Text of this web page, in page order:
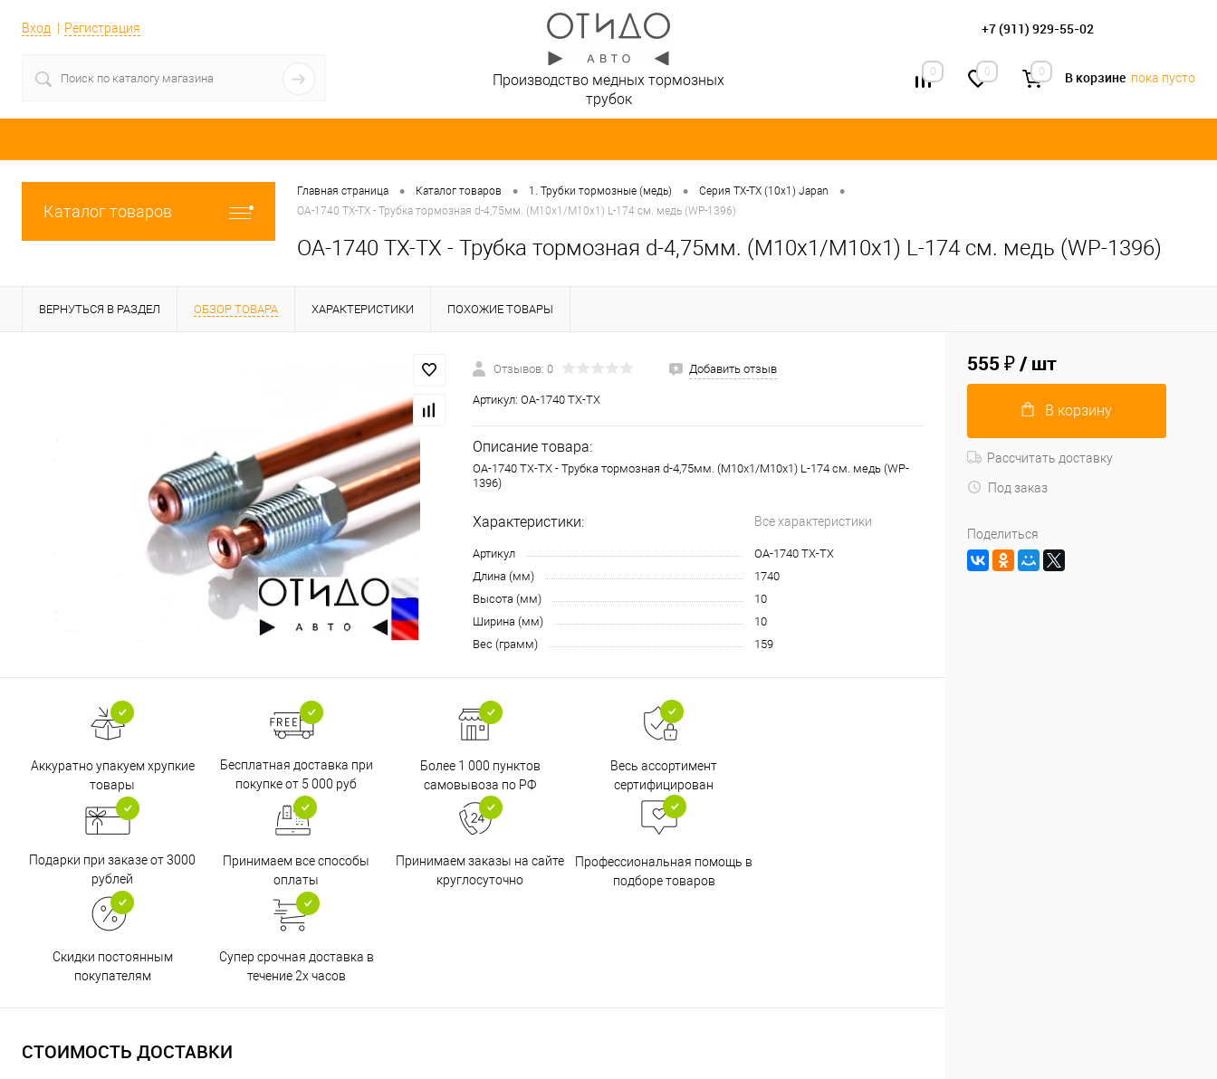
Вход Регистрация +7 (911) 929-55-02
0 0 0 В корзине пока пусто
Производство медных тормозных
трубок
Каталог товаров
Главная страница • Каталог товаров • 1. Трубки тормозные (медь) • Серия TX-TX (10х1) Japan •
OA-1740 TX-TX - Трубка тормозная d-4,75мм. (М10х1/М10х1) L-174 см. медь (WP-1396)
OA-1740 TX-TX - Трубка тормозная d-4,75мм. (М10х1/М10х1) L-174 см. медь (WP-1396)
ВЕРНУТЬСЯ В РАЗДЕЛ ОБЗОР ТОВАРА ХАРАКТЕРИСТИКИ ПОХОЖИЕ ТОВАРЫ
Отзывов: 0 Добавить отзыв
Артикул: OA-1740 TX-TX
Описание товара:
OA-1740 TX-TX - Трубка тормозная d-4,75мм. (М10х1/М10х1) L-174 см. медь (WP-
1396)
Характеристики: Все характеристики
Артикул
OA-1740 TX-TX
Длина (мм)
1740
Высота (мм)
10
Ширина (мм)
10
Вес (грамм)
159
Аккуратно упакуем хрупкие
товары
Бесплатная доставка при
покупке от 5 000 руб
Более 1 000 пунктов
самовывоза по РФ
Весь ассортимент
сертифицирован
Подарки при заказе от 3000
рублей
Принимаем все способы
оплаты
Принимаем заказы на сайте
круглосуточно
Профессиональная помощь в
подборе товаров
Скидки постоянным
покупателям
Супер срочная доставка в
течение 2х часов
СТОИМОСТЬ ДОСТАВКИ
555 ₽/ шт
В корзину
Рассчитать доставку
Под заказ
Поделиться